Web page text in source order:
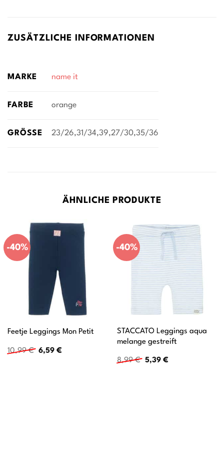
ZUSÄTZLICHE INFORMATIONEN
MARKE name it
FARBE orange
GRÖSSE 23/26,31/34,39,27/30,35/36
ÄHNLICHE PRODUKTE
-40%
Feetje Leggings Mon Petit
10,99€ Ursprünglicher
6,59 €Aktueller
-40%
STACCATO Leggings aqua
melange gestreift
8,99€ Ursprünglicher
5,39 €Aktueller